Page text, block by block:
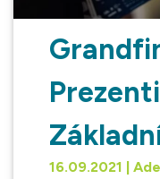
16.09.2021 |